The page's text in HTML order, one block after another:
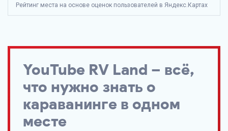
Рейтинг места на основе оценок пользователей в Яндекс.Картах
YouTube RV Land – всё,
что нужно знать о
караванинге в одном
месте